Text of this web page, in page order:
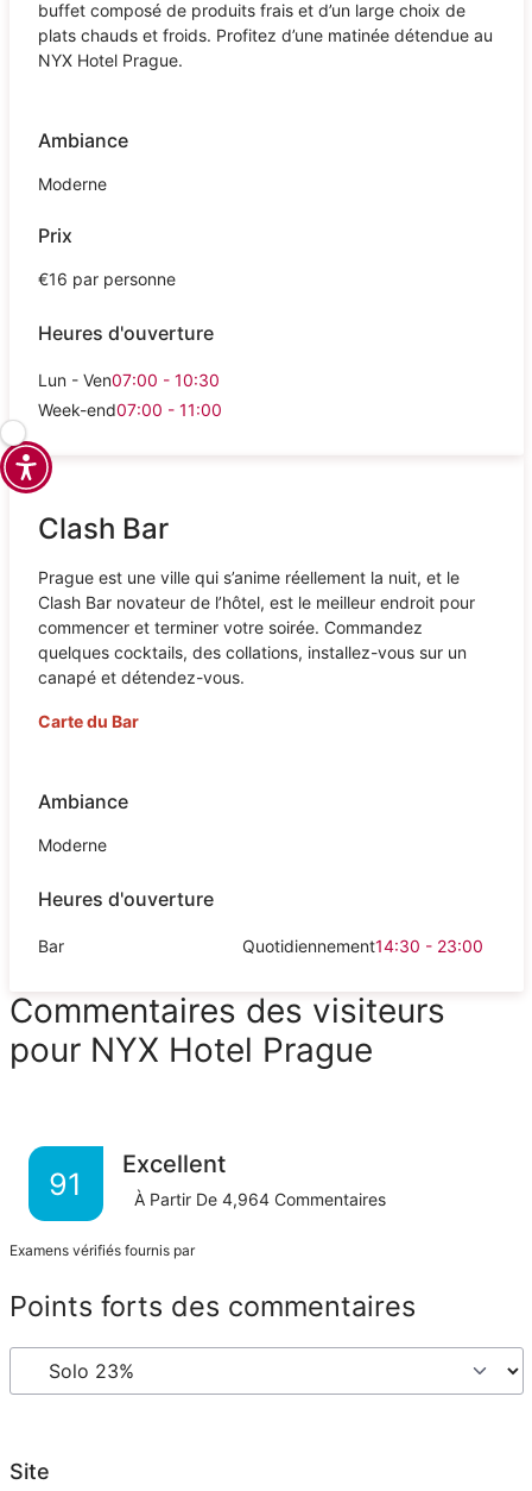
buffet composé de produits frais et d’un large choix de
plats chauds et froids. Profitez d’une matinée détendue au
NYX Hotel Prague.
Ambiance
Moderne
Prix
€16 par personne
Heures d'ouverture
Lun - Ven07:00 - 10:30
Week-end07:00 - 11:00
Clash Bar
Prague est une ville qui s’anime réellement la nuit, et le
Clash Bar novateur de l’hôtel, est le meilleur endroit pour
commencer et terminer votre soirée. Commandez
quelques cocktails, des collations, installez-vous sur un
canapé et détendez-vous.
Carte du Bar
Ambiance
Moderne
Heures d'ouverture
Bar Quotidiennement14:30 - 23:00
Commentaires des visiteurs
pour NYX Hotel Prague
91
Excellent
À Partir De 4,964 Commentaires
Examens vérifiés fournis par
Points forts des commentaires
Site